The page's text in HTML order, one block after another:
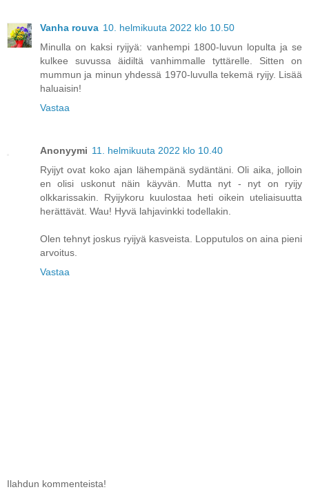
Vanha rouva 10. helmikuuta 2022 klo 10.50
Minulla on kaksi ryijyä: vanhempi 1800-luvun lopulta ja se
kulkee suvussa äidiltä vanhimmalle tyttärelle. Sitten on
mummun ja minun yhdessä 1970-luvulla tekemä ryijy. Lisää
haluaisin!
Vastaa
Anonyymi 11. helmikuuta 2022 klo 10.40
Ryijyt ovat koko ajan lähempänä sydäntäni. Oli aika, jolloin
en olisi uskonut näin käyvän. Mutta nyt - nyt on ryijy
olkkarissakin. Ryijykoru kuulostaa heti oikein uteliaisuutta
herättävät. Wau! Hyvä lahjavinkki todellakin.
Olen tehnyt joskus ryijyä kasveista. Lopputulos on aina pieni
arvoitus.
Vastaa
Ilahdun kommenteista!